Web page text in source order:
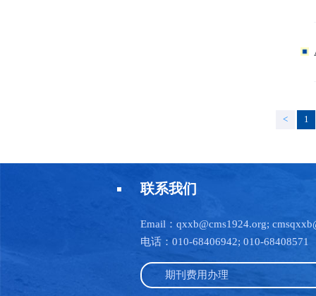
< 1
联系我们
Email：qxxb@cms1924.org;
电话：010-68406942; 010-68408571
期刊费用办理